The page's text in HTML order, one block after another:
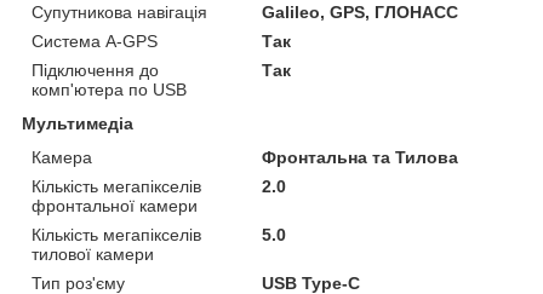
Супутникова навігація
Galileo, GPS, ГЛОНАСС
Система A-GPS
Так
Підключення до
комп'ютера по USB
Так
Мультимедіа
Камера
Фронтальна та Тилова
Кількість мегапікселів
фронтальної камери
2.0
Кількість мегапікселів
тилової камери
5.0
Тип роз'єму
USB Type-C